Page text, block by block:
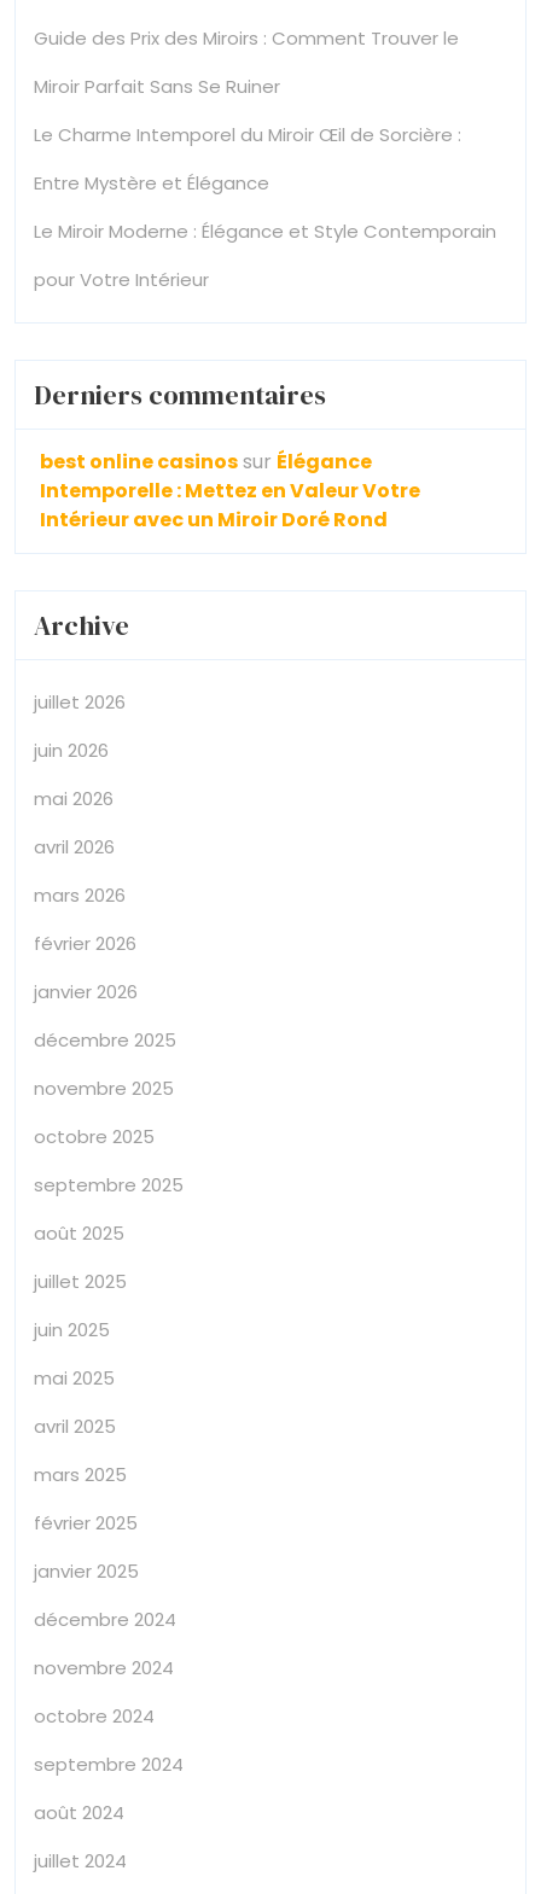
Guide des Prix des Miroirs : Comment Trouver le
Miroir Parfait Sans Se Ruiner
Le Charme Intemporel du Miroir Œil de Sorcière :
Entre Mystère et Élégance
Le Miroir Moderne : Élégance et Style Contemporain
pour Votre Intérieur
Derniers commentaires
best online casinossur Élégance
Intemporelle : Mettez en Valeur Votre
Intérieur avec un Miroir Doré Rond
Archive
juillet 2026
juin 2026
mai 2026
avril 2026
mars 2026
février 2026
janvier 2026
décembre 2025
novembre 2025
octobre 2025
septembre 2025
août 2025
juillet 2025
juin 2025
mai 2025
avril 2025
mars 2025
février 2025
janvier 2025
décembre 2024
novembre 2024
octobre 2024
septembre 2024
août 2024
juillet 2024